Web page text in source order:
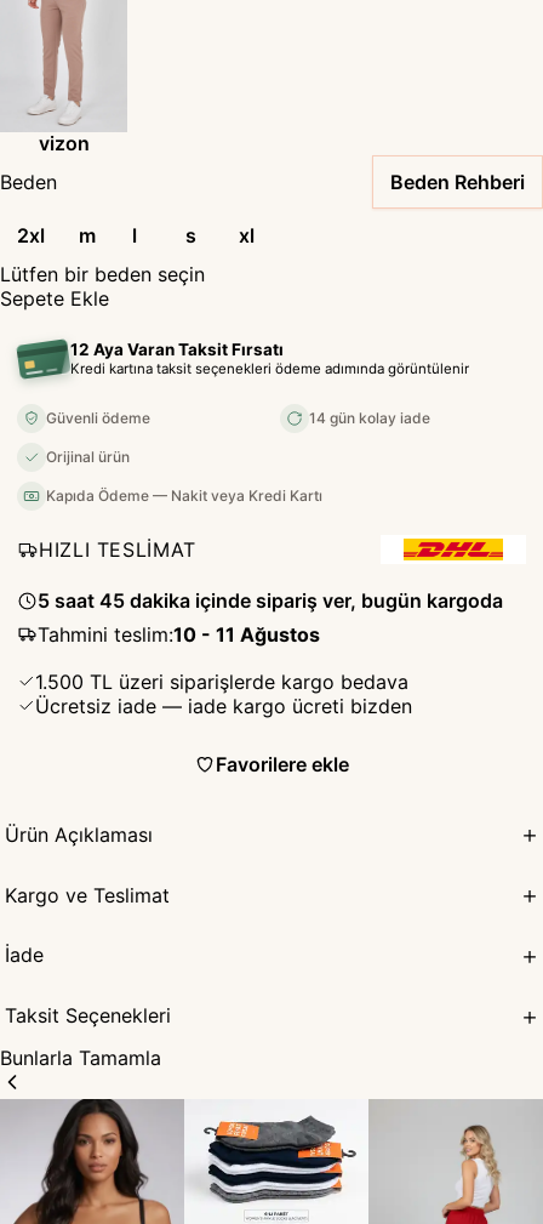
vizon
Beden
Beden Rehberi
2xl m l s
xl
Lütfen bir beden seçin
Sepete Ekle
12 Aya Varan Taksit Fırsatı
Kredi kartına taksit seçenekleri ödeme adımında görüntülenir
Güvenli ödeme 14 gün kolay iade
Orijinal ürün
Kapıda Ödeme — Nakit veya Kredi Kartı
HIZLI TESLİMAT
5 saat 45 dakika içinde sipariş ver, bugün kargoda
Tahmini teslim:10 - 11 Ağustos
1.500 TL üzeri siparişlerde kargo bedava
Ücretsiz iade — iade kargo ücreti bizden
Favorilere ekle
Ürün Açıklaması
Kargo ve Teslimat
İade
Taksit Seçenekleri
Bunlarla Tamamla